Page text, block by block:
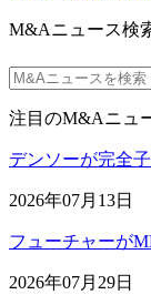
M&Aニュース検
注目のM&Aニュ
デンソーが完全
2026年07月13日
フューチャーが
2026年07月29日